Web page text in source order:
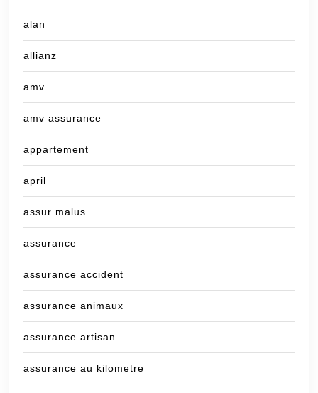
alan
allianz
amv
amv assurance
appartement
april
assur malus
assurance
assurance accident
assurance animaux
assurance artisan
assurance au kilometre